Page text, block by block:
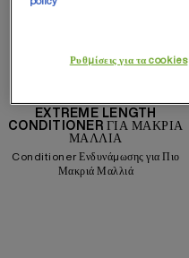
ΕΝΔΥΝΑΜΩΣΗΣ
EXTREME LENGTH
CONDITIONER ΓΙΑ ΜΑΚΡΙΆ
ΜΑΛΛΙΆ
Conditioner Ενδυνάμωσης για Πιο
Μακριά Μαλλιά
Ρυθμίσεις για τα cookies